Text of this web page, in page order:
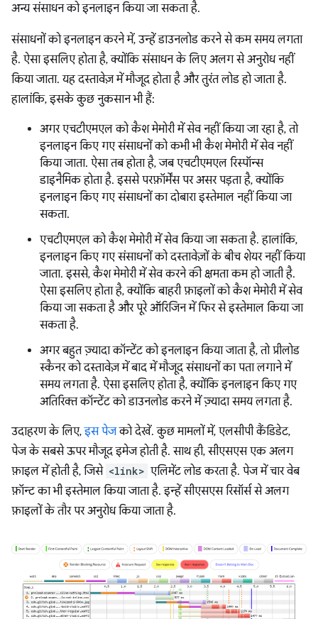
अन्य संसाधन को इनलाइन किया जा सकता है.
संसाधनों को इनलाइन करने में, उन्हें डाउनलोड करने से कम समय लगता
है. ऐसा इसलिए होता है, क्योंकि संसाधन के लिए अलग से अनुरोध नहीं
किया जाता. यह दस्तावेज़ में मौजूद होता है और तुरंत लोड हो जाता है.
हालांकि, इसके कुछ नुकसान भी हैं:
अगर एचटीएमएल को कैश मेमोरी में सेव नहीं किया जा रहा है, तो
इनलाइन किए गए संसाधनों को कभी भी कैश मेमोरी में सेव नहीं
किया जाता. ऐसा तब होता है, जब एचटीएमएल रिस्पॉन्स
डाइनैमिक होता है. इससे परफ़ॉर्मेंस पर असर पड़ता है, क्योंकि
इनलाइन किए गए संसाधनों का दोबारा इस्तेमाल नहीं किया जा
सकता.
एचटीएमएल को कैश मेमोरी में सेव किया जा सकता है. हालांकि,
इनलाइन किए गए संसाधनों को दस्तावेज़ों के बीच शेयर नहीं किया
जाता. इससे, कैश मेमोरी में सेव करने की क्षमता कम हो जाती है.
ऐसा इसलिए होता है, क्योंकि बाहरी फ़ाइलों को कैश मेमोरी में सेव
किया जा सकता है और पूरे ऑरिजिन में फिर से इस्तेमाल किया जा
सकता है.
अगर बहुत ज़्यादा कॉन्टेंट को इनलाइन किया जाता है, तो प्रीलोड
स्कैनर को दस्तावेज़ में बाद में मौजूद संसाधनों का पता लगाने में
समय लगता है. ऐसा इसलिए होता है, क्योंकि इनलाइन किए गए
अतिरिक्त कॉन्टेंट को डाउनलोड करने में ज़्यादा समय लगता है.
उदाहरण के लिए,इस पेजको देखें. कुछ मामलों में, एलसीपी कैंडिडेट,
पेज के सबसे ऊपर मौजूद इमेज होती है. साथ ही, सीएसएस एक अलग
फ़ाइल में होती है, जिसे <link> एलिमेंट लोड करता है. पेज में चार वेब
फ़ॉन्ट का भी इस्तेमाल किया जाता है. इन्हें सीएसएस रिसॉर्स से अलग
फ़ाइलों के तौर पर अनुरोध किया जाता है.